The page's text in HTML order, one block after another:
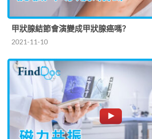
甲狀腺結節會演變成甲狀腺癌嗎？
2021-11-10